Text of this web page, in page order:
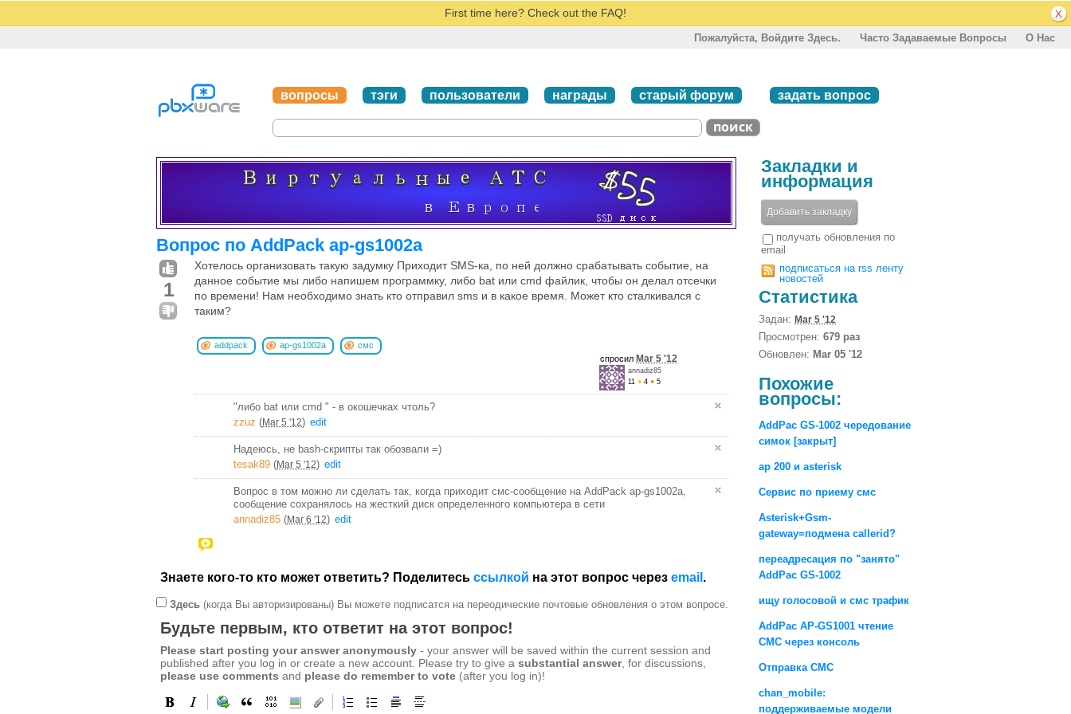
First time here? Check out the FAQ!
Пожалуйста, Войдите Здесь. Часто Задаваемые Вопросы О Нас
вопросы тэги пользователи награды старый форум задать вопрос
Вопрос по AddPack ap-gs1002a
1
Хотелось организовать такую задумку Приходит SMS-ка, по ней должно срабатывать событие, на
данное событие мы либо напишем программку, либо bat или cmd файлик, чтобы он делал отсечки
по времени! Нам необходимо знать кто отправил sms и в какое время. Может кто сталкивался с
таким?
addpack ap-gs1002a
смс
спросил Mar 5 '12
annadiz85
11 ● 4 ● 5
"либо bat или cmd " - в окошечках чтоль?
zzuz (Mar 5 '12) edit
Надеюсь, не bash-скрипты так обозвали =)
tesak89 (Mar 5 '12) edit
Вопрос в том можно ли сделать так, когда приходит смс-сообщение на AddPack ap-gs1002a,
сообщение сохранялось на жесткий диск определенного компьютера в сети
annadiz85 (Mar 6 '12) edit
Знаете кого-то кто может ответить? Поделитесь ссылкой на этот вопрос через email .
Здесь (когда Вы авторизированы) Вы можете подписатся на переодические почтовые обновления о этом вопросе.
Будьте первым, кто ответит на этот вопрос!
Please start posting your answer anonymously - your answer will be saved within the current session and
published after you log in or create a new account. Please try to give a substantial answer, for discussions,
please use comments and please do remember to vote (after you log in)!
Закладки и
информация
Добавить закладку
получать обновления по
email
подписаться на rss ленту
новостей
Статистика
Задан: Mar 5 '12
Просмотрен: 679 раз
Обновлен: Mar 05 '12
Похожие
вопросы:
AddPac GS-1002 чередование
симок [закрыт]
ap 200 и asterisk
Сервис по приему смс
Asterisk+Gsm-
gateway=подмена callerid?
переадресация по "занято"
AddPac GS-1002
ищу голосовой и смс трафик
AddPac AP-GS1001 чтение
СМС через консоль
Отправка СМС
chan_mobile:
поддерживаемые модели